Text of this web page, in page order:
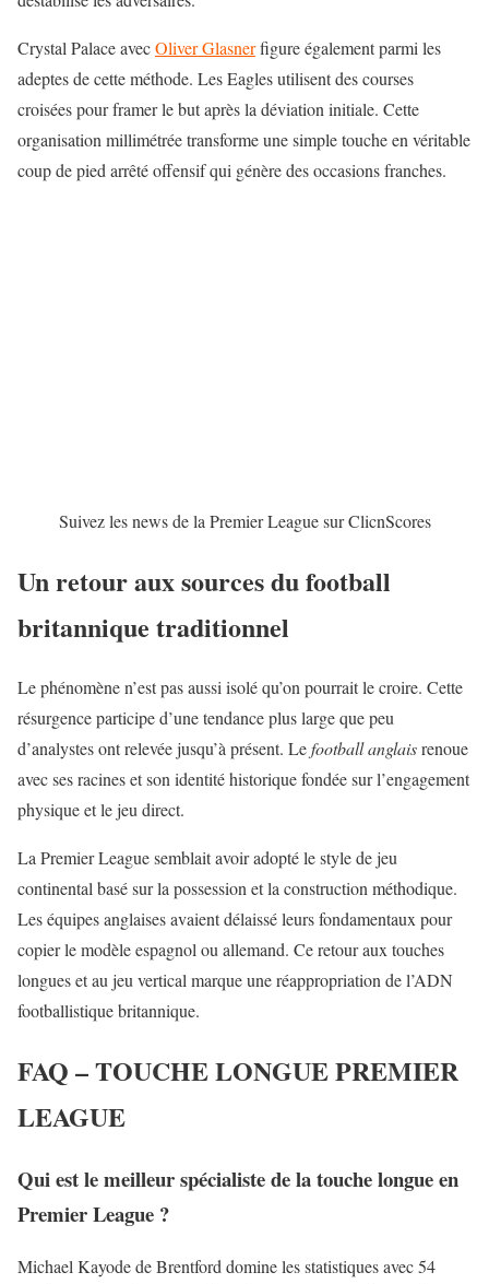
Crystal Palace avecOliver Glasnerfigure également parmi les
adeptes de cette méthode. Les Eagles utilisent des courses
croisées pour framer le but après la déviation initiale. Cette
organisation millimétrée transforme une simple touche en véritable
coup de pied arrêté offensif qui génère des occasions franches.
Suivez les news de la Premier League sur ClicnScores
Un retour aux sources du football
britannique traditionnel
Le phénomène n’est pas aussi isolé qu’on pourrait le croire. Cette
résurgence participe d’une tendance plus large que peu
d’analystes ont relevée jusqu’à présent. Lefootball anglaisrenoue
avec ses racines et son identité historique fondée sur l’engagement
physique et le jeu direct.
La Premier League semblait avoir adopté le style de jeu
continental basé sur la possession et la construction méthodique.
Les équipes anglaises avaient délaissé leurs fondamentaux pour
copier le modèle espagnol ou allemand. Ce retour aux touches
longues et au jeu vertical marque une réappropriation de l’ADN
footballistique britannique.
FAQ – TOUCHE LONGUE PREMIER
LEAGUE
Qui est le meilleur spécialiste de la touche longue en
Premier League ?
Michael Kayode de Brentford domine les statistiques avec 54